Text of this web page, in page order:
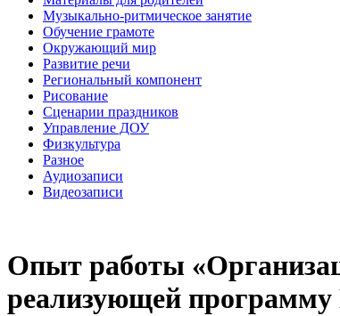
Музыкально-ритмическое занятие
Обучение грамоте
Окружающий мир
Развитие речи
Региональный компонент
Рисование
Сценарии праздников
Управление ДОУ
Физкультура
Разное
Аудиозаписи
Видеозаписи
Опыт работы
реализующей